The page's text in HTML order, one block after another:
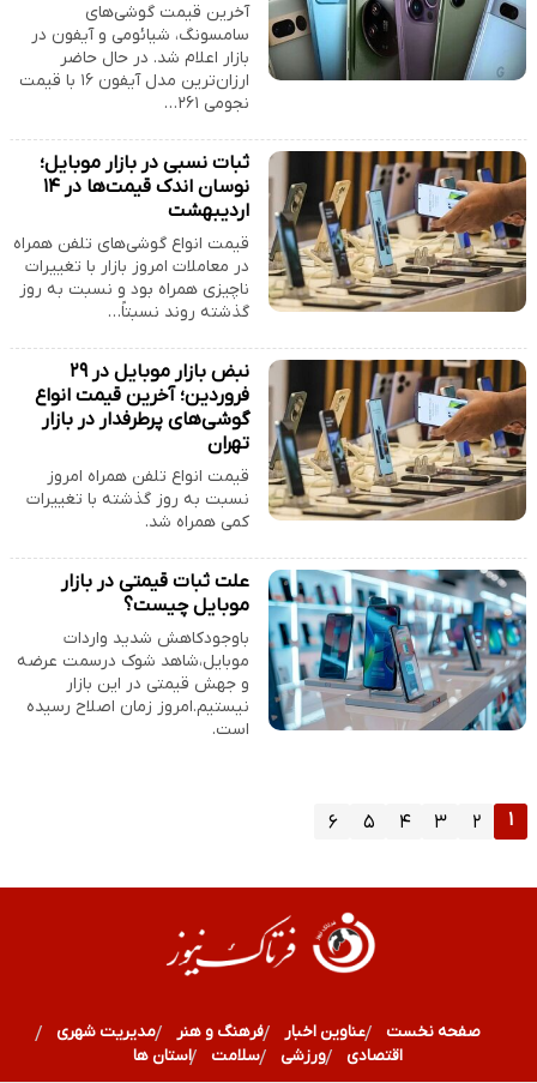
آخرین قیمت گوشی‌های
سامسونگ، شیائومی و آیفون در
بازار اعلام شد. در حال حاضر
ارزان‌ترین مدل آیفون ۱۶ با قیمت
نجومی ۲۶۱…
ثبات نسبی در بازار موبایل؛
نوسان اندک قیمت‌ها در ۱۴
اردیبهشت
قیمت انواع گوشی‌های تلفن همراه
در معاملات امروز بازار با تغییرات
ناچیزی همراه بود و نسبت به روز
گذشته روند نسبتاً…
نبض بازار موبایل در ۲۹
فروردین؛ آخرین قیمت انواع
گوشی‌های پرطرفدار در بازار
تهران
قیمت انواع تلفن همراه امروز
نسبت به روز گذشته با تغییرات
کمی همراه شد.
علت ثبات قیمتی در بازار
موبایل چیست؟
باوجودکاهش شدید واردات
موبایل،شاهد شوک درسمت عرضه
و جهش قیمتی در این بازار
نیستیم.امروز زمان اصلاح رسیده
است.
۱ ۲ ۳ ۴ ۵ ۶
صفحه نخست عناوین اخبار فرهنگ و هنر
مدیریت شهری
اقتصادی
ورزشی سلامت استان ها